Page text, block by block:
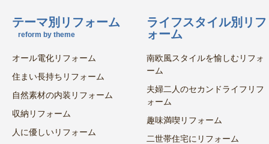
テーマ別リフォーム
reform by theme
オール電化リフォーム
住まい長持ちリフォーム
自然素材の内装リフォーム
収納リフォーム
人に優しいリフォーム
ライフスタイル別リフ
ォーム
南欧風スタイルを愉しむリフォ
ーム
夫婦二人のセカンドライフリフ
ォーム
趣味満喫リフォーム
二世帯住宅にリフォーム